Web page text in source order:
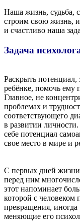
Наша жизнь, судьба,
строим свою жизнь, и
и счастливо наша
Задача
Раскрыть
ребёнке, помочь ему
Главное, не
проблемах и
соответствующего
в развитии
себе потенциал
свое место в мире и
С первых дней
перед ним
этот напоминает
которой с человеком
превращения,
меняющие его